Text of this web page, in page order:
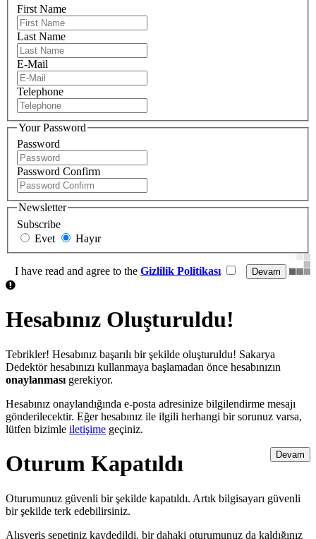
First Name
Last Name
E-Mail
Telephone
Your Password
Password
Password Confirm
Newsletter
Subscribe
Evet
Hayır
I have read and agree to the Gizlilik Politikası
Hesabınız Oluşturuldu!
Tebrikler! Hesabınız başarılı bir şekilde oluşturuldu! Sakarya
Dedektör hesabınızı kullanmaya başlamadan önce hesabınızın
onaylanması gerekiyor.
Hesabınız onaylandığında e-posta adresinize bilgilendirme mesajı
gönderilecektir. Eğer hesabınız ile ilgili herhangi bir sorunuz varsa,
lütfen bizimle iletişime geçiniz.
Devam
Oturum Kapatıldı
Oturumunuz güvenli bir şekilde kapatıldı. Artık bilgisayarı güvenli
bir şekilde terk edebilirsiniz.
Alışveriş sepetiniz kaydedildi, bir dahaki oturumunuz da kaldığınız